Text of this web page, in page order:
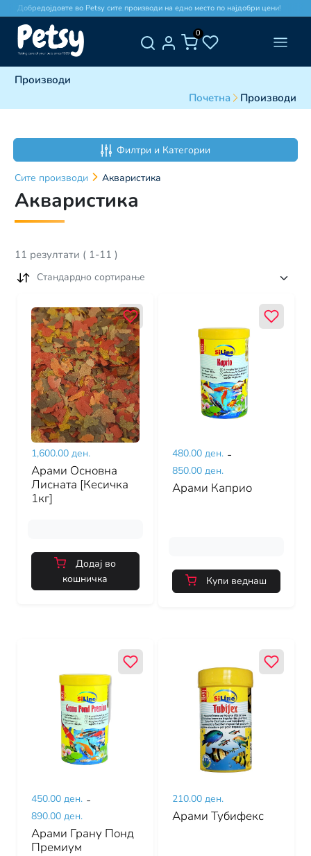
Добредојдовте во Petsy сите производи на едно место по најдобри цени!
0
Производи
Почетна
Производи
Филтри и Категории
Сите производи Акваристика
Акваристика
11 резултати ( 1-11 )
Стандардно сортирање
1,600.00 ден.
Арами Основна
Лисната [Кесичка
1кг]
Додај во
кошничка
480.00 ден. -
850.00 ден.
Арами Каприо
Купи веднаш
450.00 ден. -
890.00 ден.
Арами Грану Понд
Премиум
210.00 ден.
Арами Тубифекс